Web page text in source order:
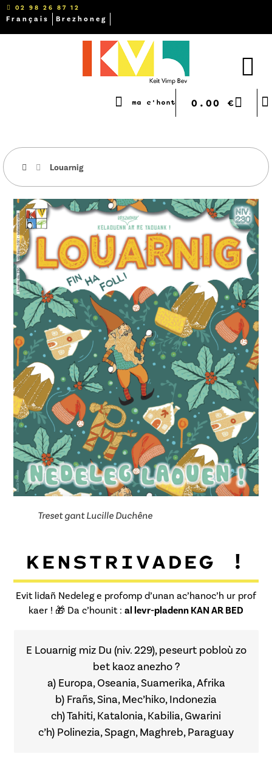
Français Brezhoneg
02 98 26 87 12
0.00 €
ma c'hont
Louarnig
Treset gant Lucille Duchêne
KENSTRIVADEG !
Evit lidañ Nedeleg e profomp d’unan ac’hanoc’h ur prof
kaer ! 🎁 Da c’hounit : al levr-pladenn KAN AR BED
E Louarnig miz Du (niv. 229), peseurt pobloù zo
bet kaoz anezho ?
a) Europa, Oseania, Suamerika, Afrika
b) Frañs, Sina, Mec’hiko, Indonezia
ch) Tahiti, Katalonia, Kabilia, Gwarini
c’h) Polinezia, Spagn, Maghreb, Paraguay